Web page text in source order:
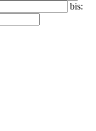
bis: